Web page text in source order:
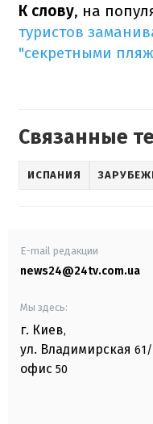
К слову, на
туристов
"секретными
Связанные
ИСПАНИЯ
E-mail редакции
news24@24tv.com.ua
Мы здесь:
г. Киев,
ул. Владимирская 61/
офис 50